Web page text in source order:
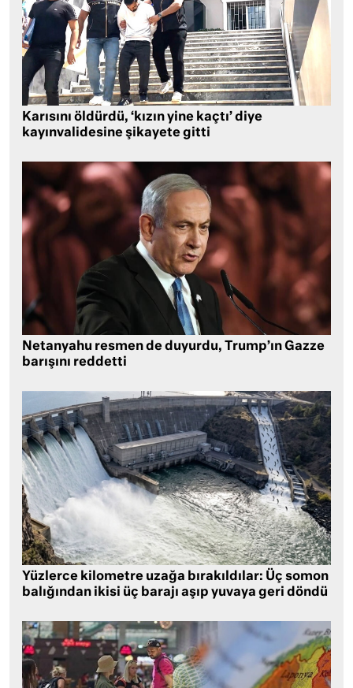
Karısını öldürdü, ‘kızın yine kaçtı’ diye
kayınvalidesine şikayete gitti
Netanyahu resmen de duyurdu, Trump’ın Gazze
barışını reddetti
Yüzlerce kilometre uzağa bırakıldılar: Üç somon
balığından ikisi üç barajı aşıp yuvaya geri döndü